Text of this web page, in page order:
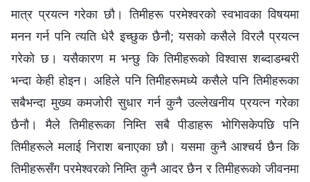
मात्र प्रयत्‍न गरेका छौ। तिमीहरू परमेश्‍वरको स्वभावका विषयमा
मनन गर्न पनि त्यति धेरै इच्छुक छैनौ; यसको कसैले विरलै प्रयत्‍न
गरेको छ। यसैकारण म भन्छु कि तिमीहरूको विश्‍वास शब्दाडम्बरी
भन्दा केही होइन। अहिले पनि तिमीहरूमध्ये कसैले पनि तिमीहरूका
सबैभन्दा मुख्य कमजोरी सुधार गर्न कुनै उल्लेखनीय प्रयत्‍न गरेका
छैनौ। मैले तिमीहरूका निम्ति सबै पीडाहरू भोगिसकेपछि पनि
तिमीहरूले मलाई निराश बनाएका छौ। यसमा कुनै आश्‍चर्य छैन कि
तिमीहरूसँग परमेश्‍वरको निम्ति कुनै आदर छैन र तिमीहरूको जीवनमा